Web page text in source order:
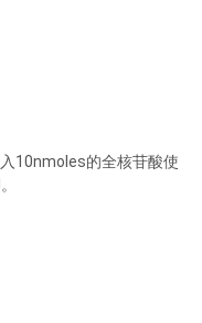
10nmoles的全核苷酸使